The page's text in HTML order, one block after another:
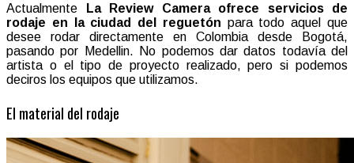
Actualmente
La Review Camera ofrece servicios de
rodaje en la ciudad del reguetón para todo aquel que
desee rodar directamente en Colombia desde Bogotá,
pasando por Medellin. No podemos dar datos todavía del
artista o el tipo de proyecto realizado, pero si podemos
deciros los equipos que utilizamos.
El material del rodaje